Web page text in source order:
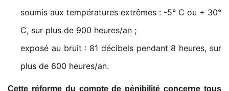
soumis aux températures extrêmes : -5° C ou + 30°
C, sur plus de 900 heures/an ;
exposé au bruit : 81 décibels pendant 8 heures, sur
plus de 600 heures/an.
Cette réforme du compte de pénibilité concerne tous